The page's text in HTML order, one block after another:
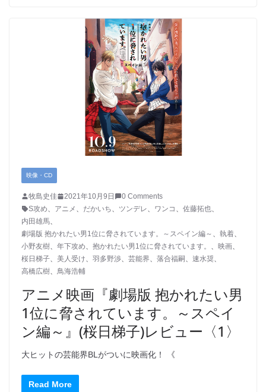
映像・CD
牧島史佳 2021年10月9日
0 Comments
S攻め、 アニメ 、 だかいち、 ツンデレ、 ワンコ 、 佐藤拓也、
内田雄馬、
劇場版 抱かれたい男1位に脅されています。～スペイン編～ 、 執着、
小野友樹、 年下攻め、 抱かれたい男1位に脅されています。 、 映画、
桜日梯子、 美人受け、 羽多野渉、 芸能界、 落合福嗣、 速水奨、
高橋広樹、 鳥海浩輔
アニメ映画『劇場版 抱かれたい男
1位に脅されています。～スペイ
ン編～』(桜日梯子)レビュー〈1〉
大ヒットの芸能界BLがついに映画化！ 《
Read More